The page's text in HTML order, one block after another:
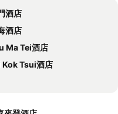
酒店
酒店
Ma Tei酒店
Kok Tsui酒店